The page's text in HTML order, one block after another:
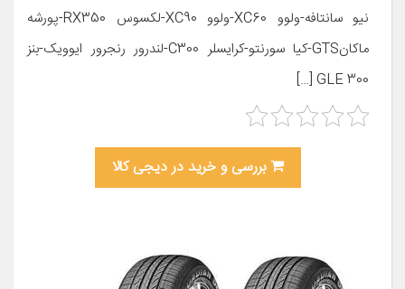
نیو سانتافه-ولوو XC60-ولوو XC90-لکسوس RX350-پورشه
ماکانGTS-کیا سورنتو-کرایسلر C300-لندرور رنجرور ایوویک-بنز
GLE 300 […]
بررسی و خرید در دیجی کالا